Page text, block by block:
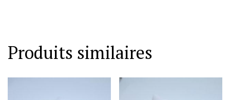
Produits similaires